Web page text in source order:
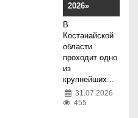
2026»
В
Костанайской
области
проходит одно
из
крупнейших...
31.07.2026
455